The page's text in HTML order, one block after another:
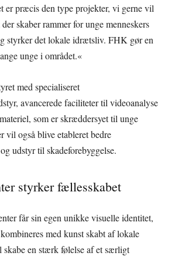
er præcis den type projekter, vi gerne vil
skaber rammer for unge menneskers
styrker det lokale idrætsliv. FHK gør en
unge i området.«
med specialiseret
avancerede faciliteter til videoanalyse
som er skræddersyet til unge
vil også blive etableret bedre
udstyr til skadeforebyggelse.
styrker fællesskabet
får sin egen unikke visuelle identitet,
med kunst skabt af lokale
skabe en stærk følelse af et særligt